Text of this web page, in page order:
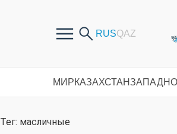
МИРКАЗАХСТАН
Тег: масличные